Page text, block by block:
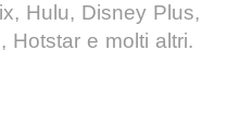
Hulu, Disney Plus,
Hotstar e molti altri.